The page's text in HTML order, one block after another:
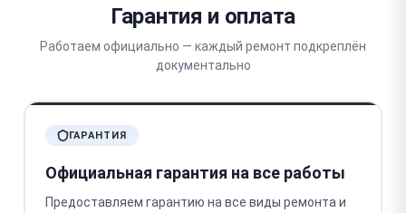
Гарантия и оплата
Работаем официально — каждый ремонт подкреплён
документально
ГАРАНТИЯ
Официальная гарантия на все работы
Предоставляем гарантию на все виды ремонта и